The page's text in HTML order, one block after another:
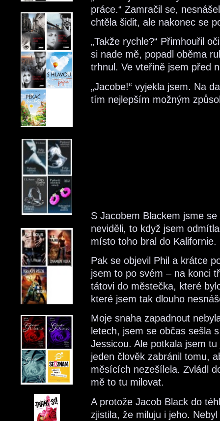
práce.“ Zamračil se,
chtěla šidit, ale nakonec se
„Takže rychle?“ Přimhouřil
si nade mě, popadl oběma
trhnul. Ve vteřině jsem před
„Jacobe!“ vyjekla jsem. Na
tím nejlepším možným
S Jacobem Blackem jsme
neviděli, to když jsem
místo toho bral do Kalifornie.
Pak se objevil Phil a krátce
jsem to po svém – na konci
tátovi do městečka, které
které jsem tak dlouho
Moje snaha zapadnout
letech, jsem se občas sešla
Jessicou. Ale potkala jsem
jeden člověk zabránil tomu,
měsících nezešílela. Zvládl
mě to tu milovat.
A protože Jacob Black do
zjistila, že miluju i jeho.